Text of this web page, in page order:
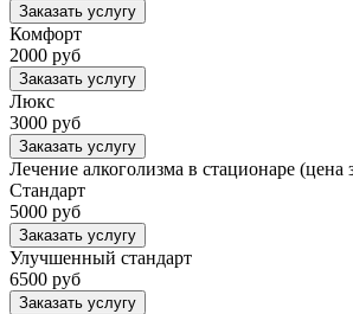
Заказать услугу
Комфорт
2000 руб
Заказать услугу
Люкс
3000 руб
Заказать услугу
Лечение алкоголизма в стационаре (цена
Стандарт
5000 руб
Заказать услугу
Улучшенный стандарт
6500 руб
Заказать услугу